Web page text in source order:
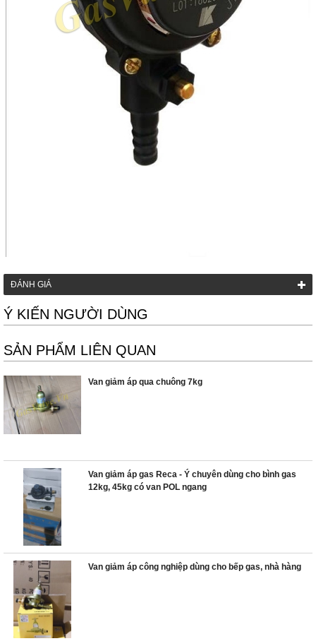
ĐÁNH GIÁ
Ý KIẾN NGƯỜI DÙNG
SẢN PHẨM LIÊN QUAN
Van giảm áp qua chuông 7kg
Van giảm áp gas Reca - Ý chuyên dùng cho bình gas
12kg, 45kg có van POL ngang
Van giảm áp công nghiệp dùng cho bếp gas, nhà hàng